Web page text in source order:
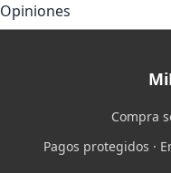
Opiniones
Compra
Pagos protegidos ·